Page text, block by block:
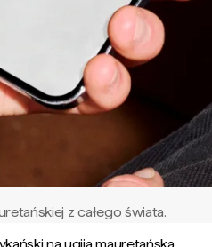
z całego świata.